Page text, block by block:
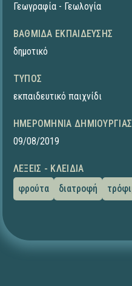
Γεωγραφία - Γεωλογία
ΒΑΘΜΊΔΑ ΕΚΠΑΊΔΕΥΣΗΣ
δημοτικό
ΤΎΠΟΣ
εκπαιδευτικό παιχνίδι
ΗΜΕΡΟΜΗΝΊΑ
09/08/2019
ΛΈΞΕΙΣ - ΚΛΕΙΔΙΆ
φρούτα
διατροφή